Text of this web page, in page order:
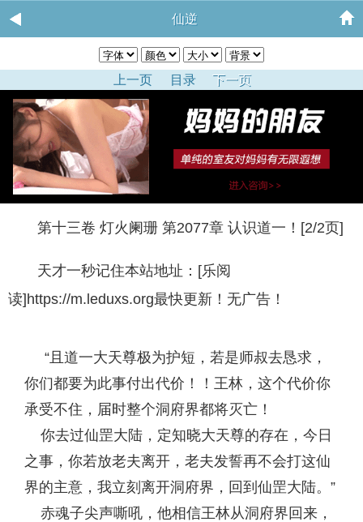
仙逆
上一页 目录 下一页
第十三卷 灯火阑珊 第2077章 认识道一！[2/2页]
天才一秒记住本站地址：[乐阅
读]https://m.leduxs.org最快更新！无广告！
“且道一大天尊极为护短，若是师叔去恳求，
你们都要为此事付出代价！！王林，这个代价你
承受不住，届时整个洞府界都将灭亡！
你去过仙罡大陆，定知晓大天尊的存在，今日
之事，你若放老夫离开，老夫发誓再不会打这仙
界的主意，我立刻离开洞府界，回到仙罡大陆。”
赤魂子尖声嘶吼，他相信王林从洞府界回来，